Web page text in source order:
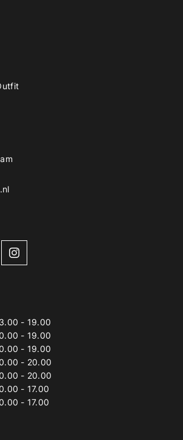
- 19.00
- 19.00
- 19.00
- 20.00
- 20.00
- 17.00
- 17.00